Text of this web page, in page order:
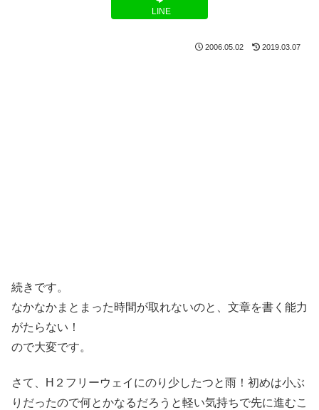
LINE
2006.05.02 2019.03.07
続きです。
なかなかまとまった時間が取れないのと、文章を書く能力
がたらない！
ので大変です。
さて、H２フリーウェイにのり少したつと雨！初めは小ぶ
りだったので何とかなるだろうと軽い気持ちで先に進むこ